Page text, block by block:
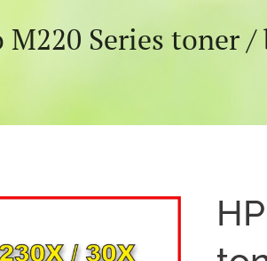
M220 Series toner